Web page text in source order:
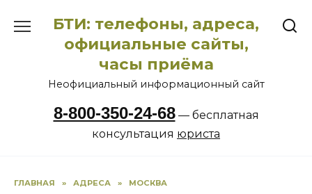
содержанию
БТИ: телефоны, адреса,
официальные сайты,
часы приёма
Неофициальный информационный сайт
8-800-350-24-68— бесплатная
консультация юриста
ГЛАВНАЯ » АДРЕСА » МОСКВА